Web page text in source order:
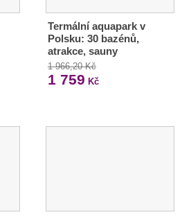
Termální aquapark v
Polsku: 30 bazénů,
atrakce, sauny
1 966,20 Kč
1 759 Kč